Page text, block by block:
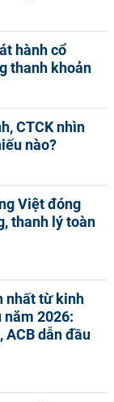
hành cổ
thanh khoản
CTCK nhìn
nào?
Việt đóng
thanh lý toàn
nhất từ kinh
năm 2026:
ACB dẫn đầu